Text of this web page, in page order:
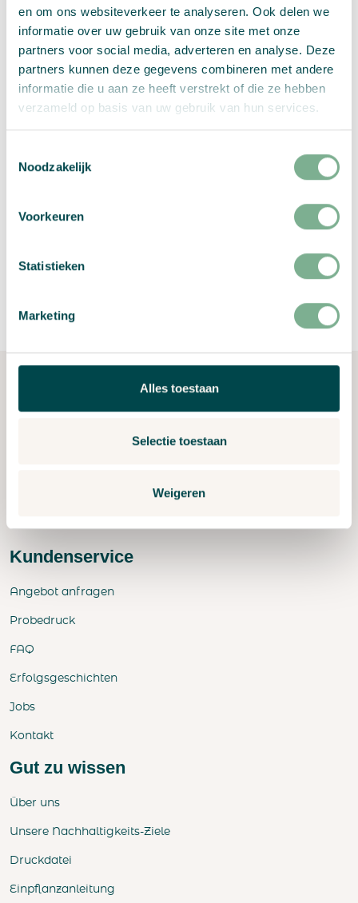
en om ons websiteverkeer te analyseren. Ook delen we
informatie over uw gebruik van onze site met onze
partners voor social media, adverteren en analyse. Deze
partners kunnen deze gegevens combineren met andere
informatie die u aan ze heeft verstrekt of die ze hebben
verzameld op basis van uw gebruik van hun services.
Noodzakelijk
Voorkeuren
Statistieken
Marketing
Alles toestaan
Selectie toestaan
Weigeren
Madame Curieweg 3
Kundenservice
Angebot anfragen
Probedruck
FAQ
Erfolgsgeschichten
Jobs
Kontakt
Gut zu wissen
Über uns
Unsere Nachhaltigkeits-Ziele
Druckdatei
Einpflanzanleitung